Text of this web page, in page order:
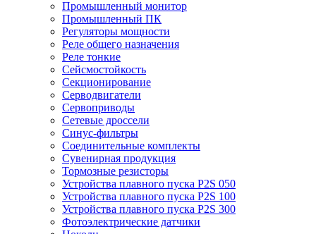
Промышленный монитор
Промышленный ПК
Регуляторы мощности
Реле общего назначения
Реле тонкие
Сейсмостойкость
Секционирование
Серводвигатели
Сервоприводы
Сетевые дроссели
Синус-фильтры
Соединительные комплекты
Сувенирная продукция
Тормозные резисторы
Устройства плавного пуска P2S 050
Устройства плавного пуска P2S 100
Устройства плавного пуска P2S 300
Фотоэлектрические датчики